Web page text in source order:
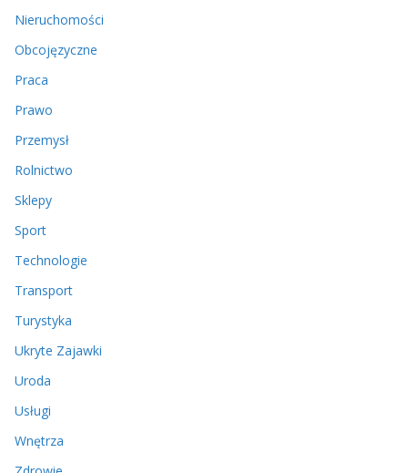
Nieruchomości
Obcojęzyczne
Praca
Prawo
Przemysł
Rolnictwo
Sklepy
Sport
Technologie
Transport
Turystyka
Ukryte Zajawki
Uroda
Usługi
Wnętrza